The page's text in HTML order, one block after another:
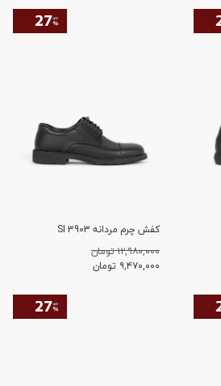
کفش چرم مردانه SI 3903
۱۲,۹۸۰,۰۰۰ تومان
۹,۴۷۰,۰۰۰ تومان